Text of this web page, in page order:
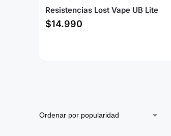
Resistencias Lost Vape UB Lite
$14.990